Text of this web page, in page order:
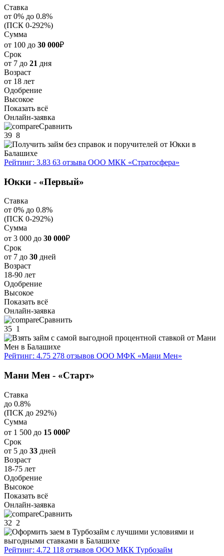
Ставка
от 0% до 0.8%
(ПСК 0-292%)
Сумма
от 100 до 30 000₽
Срок
от 7 до 21 дня
Возраст
от 18 лет
Одобрение
Высокое
Показать всё
Онлайн-заявка
Сравнить
39 8
Рейтинг: 3.83 63 отзыва ООО МКК «Стратосфера»
Юкки - «Первый»
Ставка
от 0% до 0.8%
(ПСК 0-292%)
Сумма
от 3 000 до 30 000₽
Срок
от 7 до 30 дней
Возраст
18-90 лет
Одобрение
Высокое
Показать всё
Онлайн-заявка
Сравнить
35 1
Рейтинг: 4.75 278 отзывов ООО МФК «Мани Мен»
Мани Мен - «Старт»
Ставка
до 0.8%
(ПСК до 292%)
Сумма
от 1 500 до 15 000₽
Срок
от 5 до 33 дней
Возраст
18-75 лет
Одобрение
Высокое
Показать всё
Онлайн-заявка
Сравнить
32 2
Рейтинг: 4.72 118 отзывов ООО МКК Турбозайм